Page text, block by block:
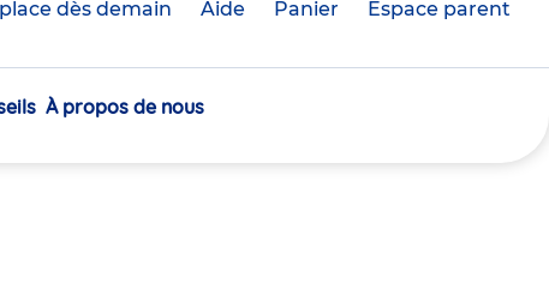
dès demain Aide Panier crèche(s)
Espace parent
À propos de nous